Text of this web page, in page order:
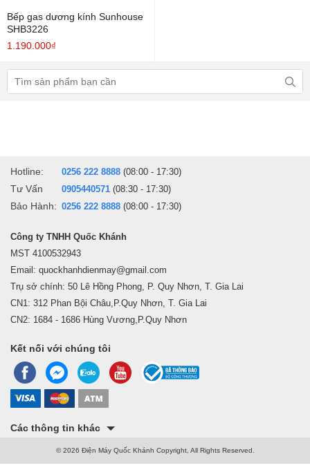
Bếp gas dương kính Sunhouse
SHB3226
1.190.000₫
Hotline: 0256 222 8888 (08:00 - 17:30)
Tư Vấn 0905440571 (08:30 - 17:30)
Bảo Hành: 0256 222 8888 (08:00 - 17:30)
Công ty TNHH Quốc Khánh
MST 4100532943
Email: quockhanhdienmay@gmail.com
Trụ sở chính: 50 Lê Hồng Phong, P. Quy Nhơn, T. Gia Lai
CN1: 312 Phan Bội Châu,P.Quy Nhơn, T. Gia Lai
CN2: 1684 - 1686 Hùng Vương,P.Quy Nhơn
Kết nối với chúng tôi
Các thông tin khác
© 2026 Điện Máy Quốc Khánh Copyright, All Rights Reserved.